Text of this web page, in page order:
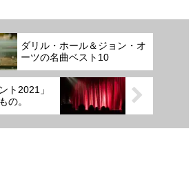
ダリル・ホール＆ジョン・オ
ーツの名曲ベスト10
ト2021」
の。